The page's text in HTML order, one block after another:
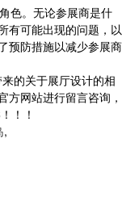
色。无论参展商是什
有可能出现的问题，以
预防措施以减少参展商
的关于展厅设计的相
方网站进行留言咨询，
！！
,